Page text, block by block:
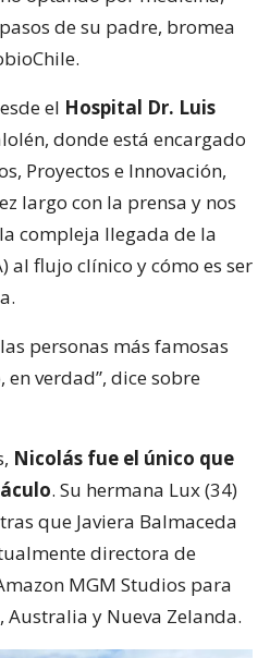
de su padre, bromea
el Hospital Dr. Luis
donde está encargado
Proyectos e Innovación,
largo con la prensa y nos
compleja llegada de la
al flujo clínico y cómo es ser
personas más famosas
verdad”, dice sobre
Nicolás fue el único que
. Su hermana Lux (34)
que Javiera Balmaceda
directora de
MGM Studios para
Australia y Nueva Zelanda.